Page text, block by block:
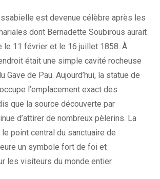
est devenue célèbre après les
dont Bernadette Soubirous aurait
le 11 février et le 16 juillet 1858. À
était une simple cavité rocheuse
Gave de Pau. Aujourd’hui, la statue de
l’emplacement exact des
que la source découverte par
d’attirer de nombreux pèlerins. La
point central du sanctuaire de
un symbole fort de foi et
les visiteurs du monde entier.